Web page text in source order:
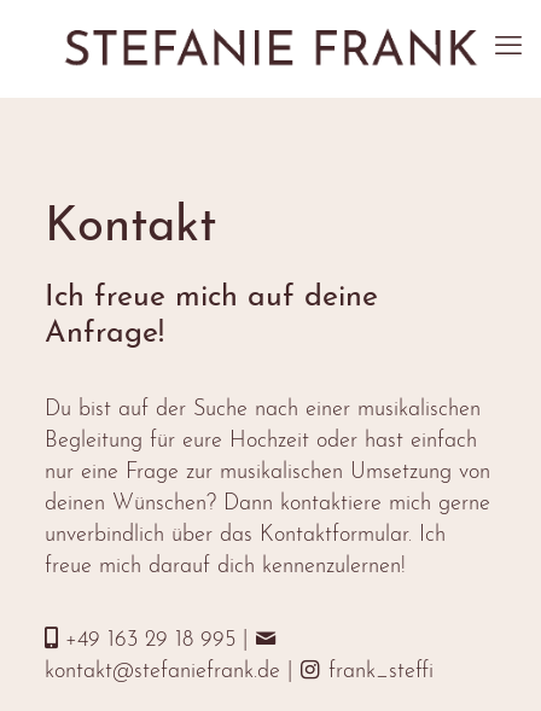
Kontakt
Ich freue mich auf deine
Anfrage!
Du bist auf der Suche nach einer musikalischen
Begleitung für eure Hochzeit oder hast einfach
nur eine Frage zur musikalischen Umsetzung von
deinen Wünschen? Dann kontaktiere mich gerne
unverbindlich über das Kontaktformular. Ich
freue mich darauf dich kennenzulernen!
+49 163 29 18 995|
kontakt@stefaniefrank.de
frank_steffi